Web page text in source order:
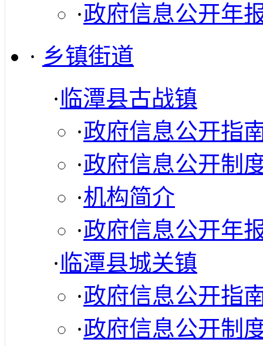
·政府信息公开年
· 乡镇街道
·临潭县古战镇
·政府信息公开指
·政府信息公开制
·机构简介
·政府信息公开年
·临潭县城关镇
·政府信息公开指
·政府信息公开制